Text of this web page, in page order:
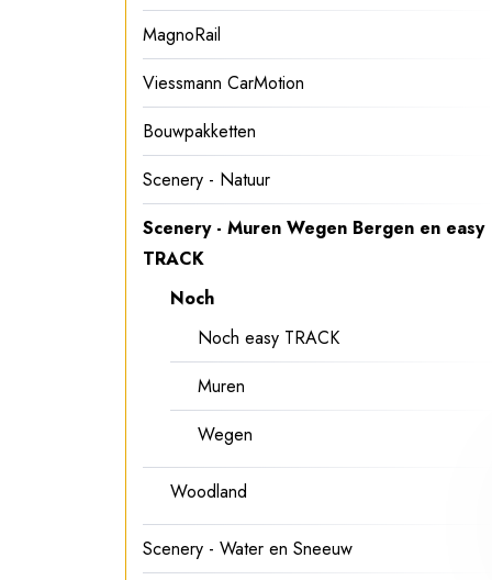
MagnoRail
Viessmann CarMotion
Bouwpakketten
Scenery - Natuur
Scenery - Muren Wegen Bergen en easy
TRACK
Noch
Noch easy TRACK
Muren
Wegen
Woodland
Scenery - Water en Sneeuw